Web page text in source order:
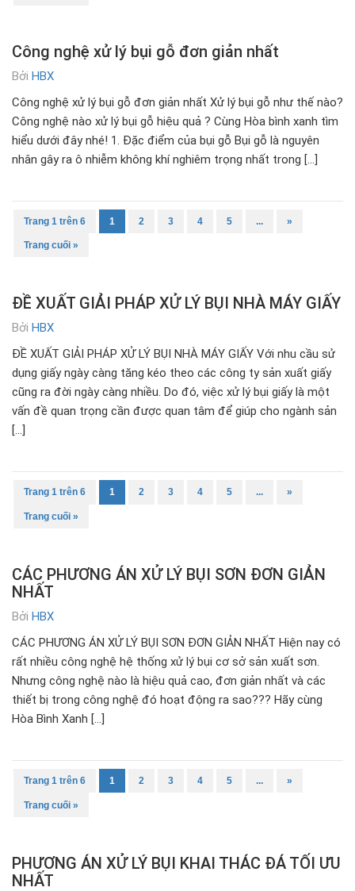
Công nghệ xử lý bụi gỗ đơn giản nhất
Bởi HBX
Công nghệ xử lý bụi gỗ đơn giản nhất Xử lý bụi gỗ như thế nào?
Công nghệ nào xử lý bụi gỗ hiệu quả ? Cùng Hòa bình xanh tìm
hiểu dưới đây nhé! 1. Đặc điểm của bụi gỗ Bụi gỗ là nguyên
nhân gây ra ô nhiễm không khí nghiêm trọng nhất trong […]
Trang 1 trên 6 1 2 3 4 5 ... »
Trang cuối »
ĐỀ XUẤT GIẢI PHÁP XỬ LÝ BỤI NHÀ MÁY GIẤY
Bởi HBX
ĐỀ XUẤT GIẢI PHÁP XỬ LÝ BỤI NHÀ MÁY GIẤY Với nhu cầu sử
dụng giấy ngày càng tăng kéo theo các công ty sản xuất giấy
cũng ra đời ngày càng nhiều. Do đó, việc xử lý bụi giấy là một
vấn đề quan trọng cần được quan tâm để giúp cho ngành sản
[…]
Trang 1 trên 6 1 2 3 4 5 ... »
Trang cuối »
CÁC PHƯƠNG ÁN XỬ LÝ BỤI SƠN ĐƠN GIẢN
NHẤT
Bởi HBX
CÁC PHƯƠNG ÁN XỬ LÝ BỤI SƠN ĐƠN GIẢN NHẤT Hiện nay có
rất nhiều công nghệ hệ thống xử lý bụi cơ sở sản xuất sơn.
Nhưng công nghệ nào là hiệu quả cao, đơn giản nhất và các
thiết bị trong công nghệ đó hoạt động ra sao??? Hãy cùng
Hòa Bình Xanh […]
Trang 1 trên 6 1 2 3 4 5 ... »
Trang cuối »
PHƯƠNG ÁN XỬ LÝ BỤI KHAI THÁC ĐÁ TỐI ƯU
NHẤT